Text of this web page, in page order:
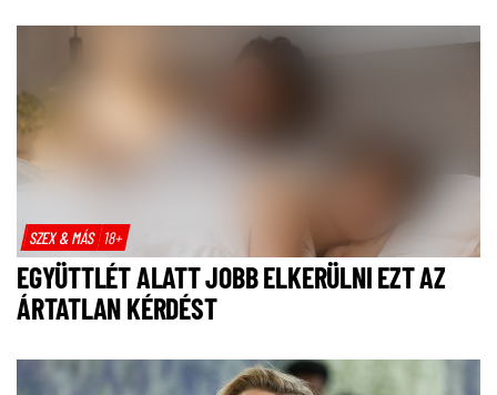
SZEX & MÁS 18+
EGYÜTTLÉT ALATT JOBB ELKERÜLNI EZT AZ
ÁRTATLAN KÉRDÉST